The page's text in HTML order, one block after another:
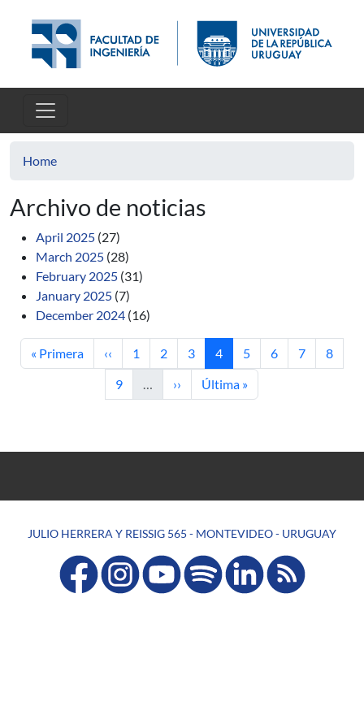
Home
Archivo de noticias
April 2025 (27)
March 2025 (28)
February 2025 (31)
January 2025 (7)
December 2024 (16)
First page
« Primera Previous page
‹‹ Page
1 Page
2 Page
3 Current page
4 Page
5 Page
6 Page
7 Page
8
Page
9 … Next page
›› Last page
Última »
JULIO HERRERA Y REISSIG 565 - MONTEVIDEO - URUGUAY